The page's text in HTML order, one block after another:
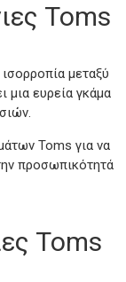
Toms
μεταξύ
ευρεία γκάμα
Toms για να
προσωπικότητά
Toms